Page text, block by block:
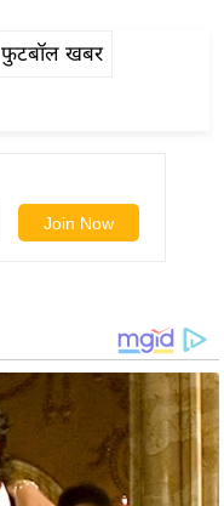
फुटबॉल खबर